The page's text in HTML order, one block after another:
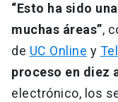
“Esto ha sido
muchas áreas”,
de UC Online y
proceso en diez
electrónico, los